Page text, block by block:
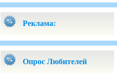
Реклама:
Опрос Любителей